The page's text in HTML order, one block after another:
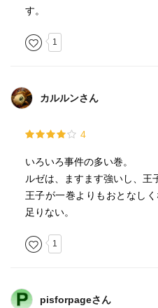
す。
1
カルルンさん
4
いろいろ事件の多い巻。
ルゼは、ますます強いし、王
王子が一巻よりもおとなし
足りない。
1
pisforpageさん